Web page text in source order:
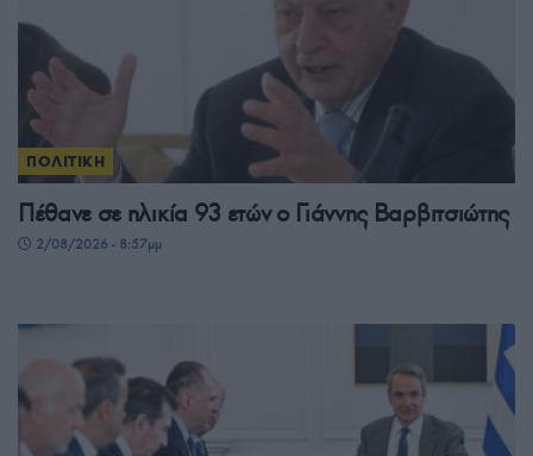
ΠΟΛΙΤΙΚΗ
Πέθανε σε ηλικία 93 ετών ο Γιάννης Βαρβιτσιώτης
2/08/2026 - 8:57μμ